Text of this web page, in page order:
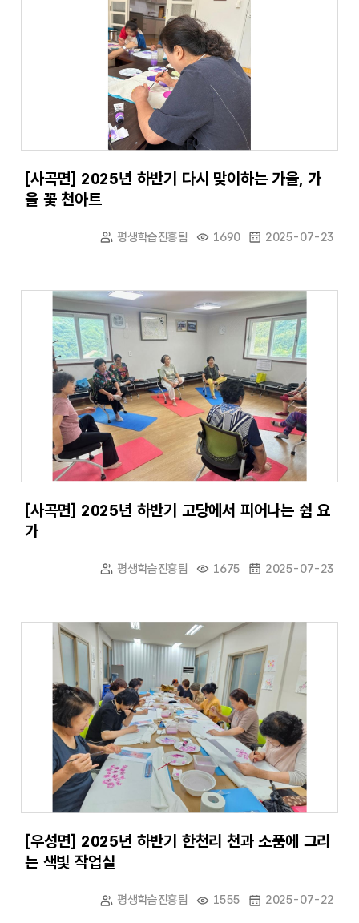
[사곡면] 2025년 하반기 다시 맞이하는 가을, 가
을 꽃 천아트
평생학습진흥팀 1690 2025-07-23
[사곡면] 2025년 하반기 고당에서 피어나는 쉼 요
가
평생학습진흥팀 1675 2025-07-23
[우성면] 2025년 하반기 한천리 천과 소품에 그리
는 색빛 작업실
평생학습진흥팀 1555 2025-07-22